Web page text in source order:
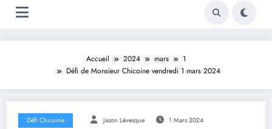
Accueil 2024 mars
1
Défi de Monsieur Chicoine vendredi 1 mars 2024
Défi Chicoine Jason Lévesque 1 Mars 2024